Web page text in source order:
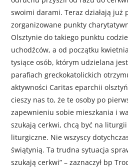
swoimi darami. Teraz działają już
zorganizowane punkty
Olsztynie do takiego punktu
uchodźców, a od początku
tysiące osób, którym udzielana
parafiach greckokatolickich
aktywności Caritas eparchii
cieszy nas to, że te osoby po
zapewnieniu sobie mieszkania i
szukają cerkwi, chcą być na liturgii
liturgiczne. Nie wszyscy
świątynią. Ta trudna sytuacja
szukają cerkwi” – zaznaczył bp